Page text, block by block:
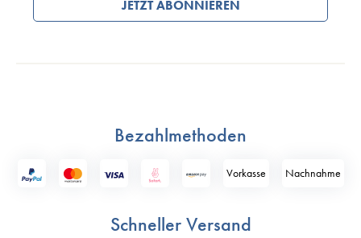
JETZT ABONNIEREN
Bezahlmethoden
Vorkasse Nach­nahme
Schneller Versand